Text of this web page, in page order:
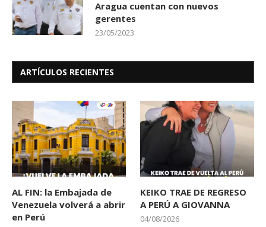
Aragua cuentan con nuevos
gerentes
23/05/2023
ARTÍCULOS RECIENTES
AL FIN: la Embajada de
Venezuela volverá a abrir
en Perú
KEIKO TRAE DE REGRESO
A PERÚ A GIOVANNA
04/08/2026